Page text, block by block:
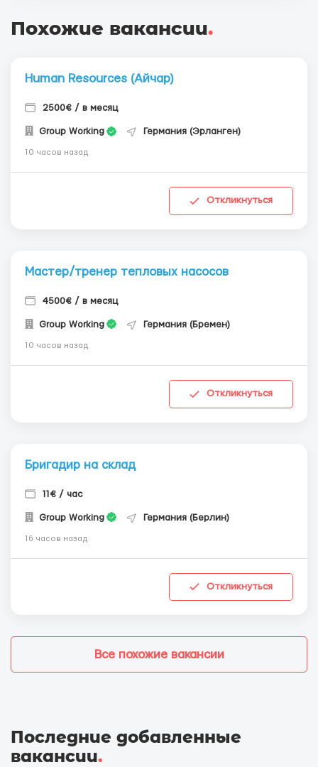
Похожие вакансии.
Human Resources (Айчар)
2500€ / в месяц
Group Working Германия (Эрланген)
10 часов назад
Откликнуться
Мастер/тренер тепловых насосов
4500€ / в месяц
Group Working Германия (Бремен)
10 часов назад
Откликнуться
Бригадир на склад
11€ / час
Group Working Германия (Берлин)
16 часов назад
Откликнуться
Все похожие вакансии
Последние добавленные
вакансии.